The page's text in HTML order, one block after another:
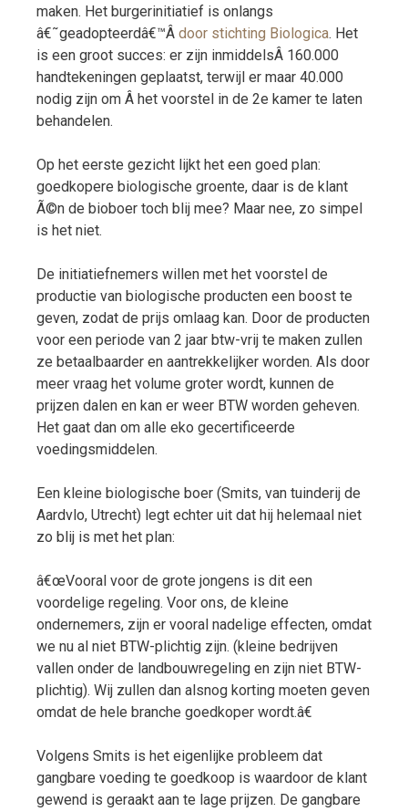
maken. Het burgerinitiatief is onlangs
â€˜geadopteerdâ€™Â door stichting Biologica. Het
is een groot succes: er zijn inmiddelsÂ 160.000
handtekeningen geplaatst, terwijl er maar 40.000
nodig zijn om Â het voorstel in de 2e kamer te laten
behandelen.
Op het eerste gezicht lijkt het een goed plan:
goedkopere biologische groente, daar is de klant
Ã©n de bioboer toch blij mee? Maar nee, zo simpel
is het niet.
De initiatiefnemers willen met het voorstel de
productie van biologische producten een boost te
geven, zodat de prijs omlaag kan. Door de producten
voor een periode van 2 jaar btw-vrij te maken zullen
ze betaalbaarder en aantrekkelijker worden. Als door
meer vraag het volume groter wordt, kunnen de
prijzen dalen en kan er weer BTW worden geheven.
Het gaat dan om alle eko gecertificeerde
voedingsmiddelen.
Een kleine biologische boer (Smits, van tuinderij de
Aardvlo, Utrecht) legt echter uit dat hij helemaal niet
zo blij is met het plan:
â€œVooral voor de grote jongens is dit een
voordelige regeling. Voor ons, de kleine
ondernemers, zijn er vooral nadelige effecten, omdat
we nu al niet BTW-plichtig zijn. (kleine bedrijven
vallen onder de landbouwregeling en zijn niet BTW-
plichtig). Wij zullen dan alsnog korting moeten geven
omdat de hele branche goedkoper wordt.â€
Volgens Smits is het eigenlijke probleem dat
gangbare voeding te goedkoop is waardoor de klant
gewend is geraakt aan te lage prijzen. De gangbare